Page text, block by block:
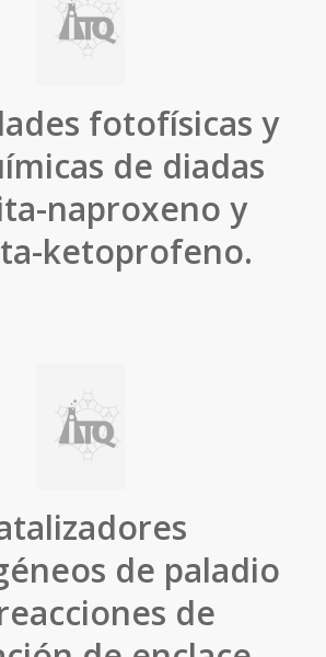
fotofísicas y
de diadas
naproxeno y
ketoprofeno.
de paladio
de